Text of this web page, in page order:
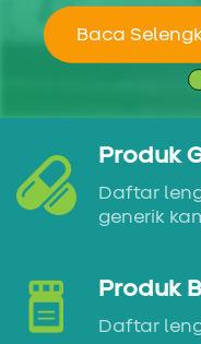
Baca
Baca
Baca
Baca
Produk
Daftar
generik
Produk
Daftar